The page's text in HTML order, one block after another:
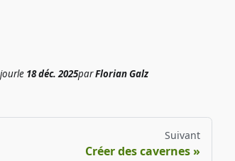
le 18 déc. 2025parFlorian Galz
Suivant
Créer des cavernes